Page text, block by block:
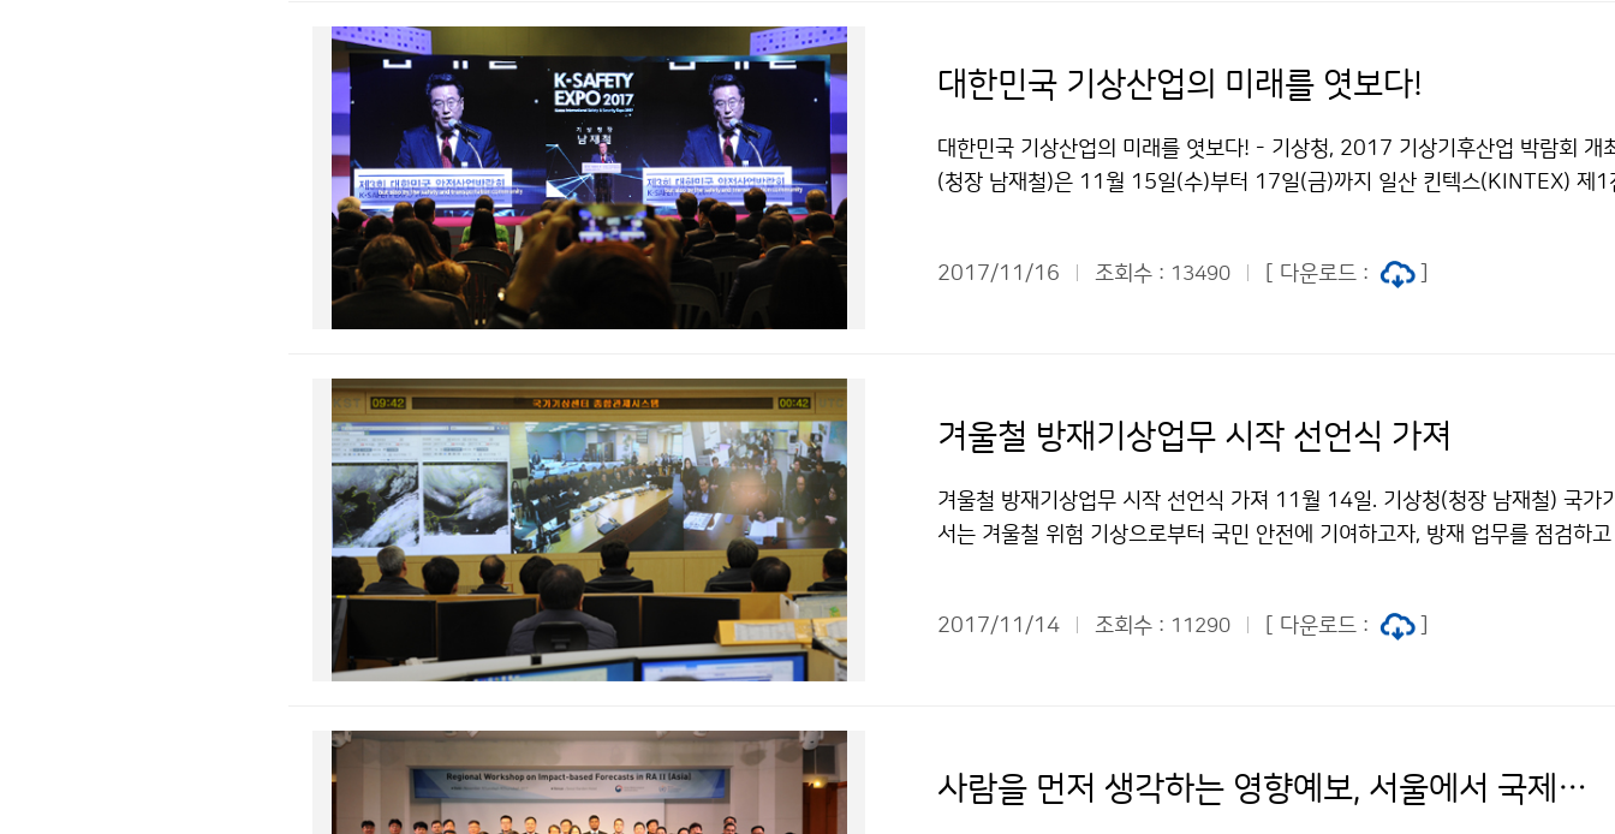
대한민국 기상산업의 미래를 엿보다!
대한민국 기상산업의 미래를 엿보다! - 기상청, 2017 기상기후산업 박람회 개
(청장 남재철)은 11월 15일(수)부터 17일(금)까지 일산 킨텍스(KINTEX) 제1
향을 소개하고, 기상기업의 상품을 전시합니다. 또한, 기상정보를 기업경영에
2017/11/16 조회수 : 13490 [ 다운로드 :
겨울철 방재기상업무 시작 선언식 가져
겨울철 방재기상업무 시작 선언식 가져 11월 14일. 기상청(청장 남재철) 국가
서는 겨울철 위험 기상으로부터 국민 안전에 기여하고자, 방재 업무를 점검하
2017/11/14 조회수 : 11290 [ 다운로드 :
사람을 먼저 생각하는 영향예보, 서울에서 국제협력의 첫 단추를 끼우다!